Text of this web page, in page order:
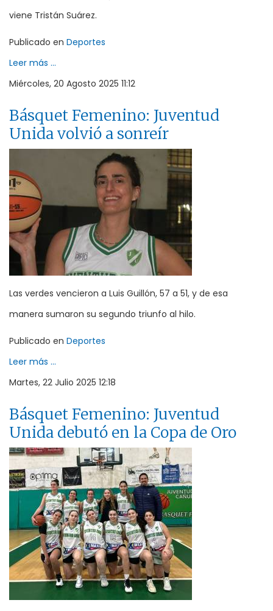
viene Tristán Suárez.
Publicado en Deportes
Leer más ...
Miércoles, 20 Agosto 2025 11:12
Básquet Femenino: Juventud
Unida volvió a sonreír
Las verdes vencieron a Luis Guillón, 57 a 51, y de esa
manera sumaron su segundo triunfo al hilo.
Publicado en Deportes
Leer más ...
Martes, 22 Julio 2025 12:18
Básquet Femenino: Juventud
Unida debutó en la Copa de Oro